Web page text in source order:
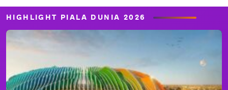
HIGHLIGHT PIALA DUNIA 2026